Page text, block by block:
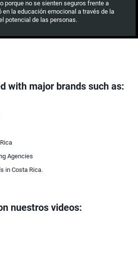
porque no se sienten seguros frente a
la educación emocional a través de la
potencial de las personas.
with major brands such as:
Agencies
in Costa Rica.
nuestros videos: